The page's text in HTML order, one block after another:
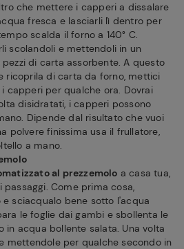
che mettere i capperi a dissalare
fresca e lasciarli lì dentro per
scalda il forno a 140° C.
scolandoli e mettendoli in un
di carta assorbente. A questo
ricoprila di carta da forno, mettici
capperi per qualche ora. Dovrai
disidratati, i capperi possono
Dipende dal risultato che vuoi
polvere finissima usa il frullatore,
a mano.
al prezzemolo a casa tua,
Come prima cosa,
sciacqualo bene sotto l'acqua
le foglie dai gambi e sbollenta le
in acqua bollente salata. Una volta
mettendole per qualche secondo in